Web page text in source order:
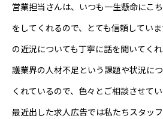
営業担当さんは、いつも一生懸命にこ
をしてくれるので、とても信頼してい
の近況についても丁寧に話を聞いてく
護業界の人材不足という課題や状況に
くれているので、色々とご相談させてい
最近出した求人広告では私たちスタッ